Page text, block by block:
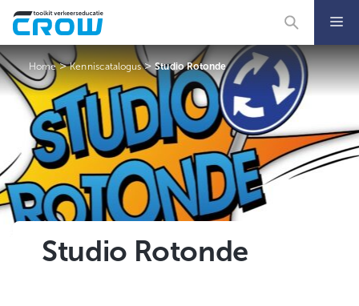
naar
inhoud
Home>Kenniscatalogus>Studio Rotonde
Studio Rotonde